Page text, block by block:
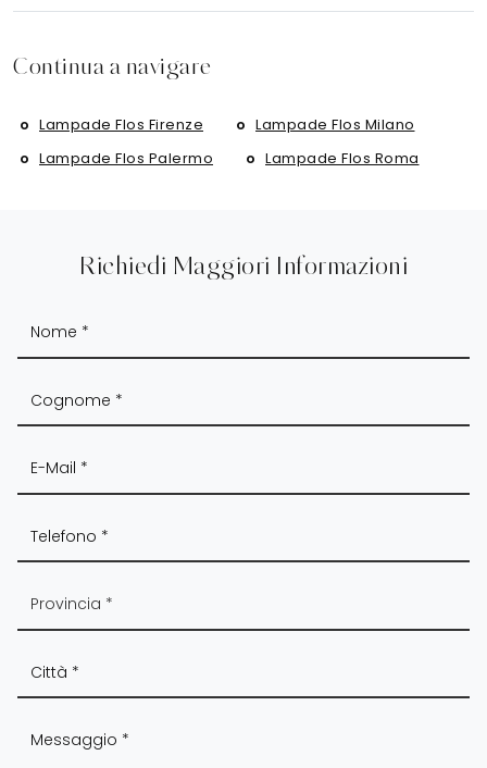
Continua a navigare
Lampade Flos Firenze
Lampade Flos Milano
Lampade Flos Palermo
Lampade Flos Roma
Richiedi Maggiori Informazioni